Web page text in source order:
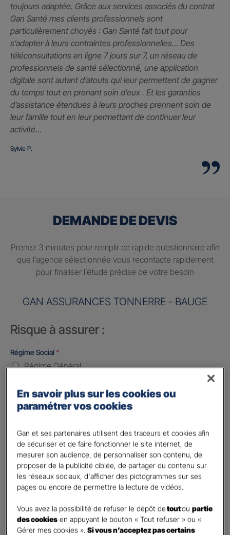
toujours adaptée. Grâce aux services associés du contrat
Gan Santé mes clients professionnels sont
particulièrement choyés : Gan Santé fait tout pour
s’adapter à leurs contraintes professionnelles… Des
téléconsultations en ligne 7 jours sur 7, un réseau de
professionnels de santé sélectionné, une application
digitale sont autant d’atouts qui leur permettent de gagner
du temps tout en prenant soin d’eux . Et les garanties
d’assistance étendues à leurs proches prennent soin de
leur famille tout en leur permettant de continuer leur
activité…
Sylvie P.
DEMANDE DE DEVIS
Prenez 3 minutes pour remplir ce rapide questionnaire afin
que l’agence sélectionnée vous recontacte rapidement
pour finaliser l’étude précise de votre besoin
GAN ASSURANCES TONNERRE - BAUGE
Risque à assurer :
Régime Social *
Régime Général
Régime Agricole
Régime local Alsace - Moselle
Bénéficiaire(s)*
Moi
Conjoint
Enfant(s)
A partir du 3ème enfant, Ils seront rattachés gratuitement à votre contrat. Pensez
Vos informations :
En savoir plus sur les cookies ou
paramétrer vos cookies
Gan et ses partenaires utilisent des traceurs et cookies afin
de sécuriser et de faire fonctionner le site internet, de
mesurer son audience, de personnaliser son contenu, de
proposer de la publicité ciblée, de partager du contenu sur
les réseaux sociaux, d'afficher des pictogrammes sur ses
pages ou encore de permettre la lecture de vidéos.
Vous avez la possibilité de refuser le dépôt detoutoupartie
des cookies en appuyant le bouton « Tout refuser » ou «
Gérer mes cookies ».Si vous n’acceptez pas certains